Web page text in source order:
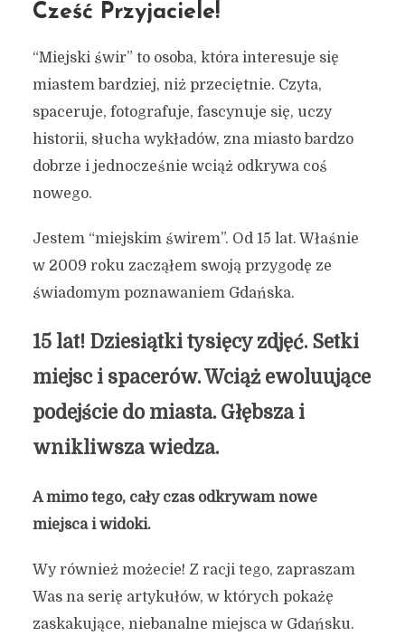
Cześć Przyjaciele!
“Miejski świr” to osoba, która interesuje się
miastem bardziej, niż przeciętnie. Czyta,
spaceruje, fotografuje, fascynuje się, uczy
historii, słucha wykładów, zna miasto bardzo
dobrze i jednocześnie wciąż odkrywa coś
nowego.
Jestem “miejskim świrem”. Od 15 lat. Właśnie
w 2009 roku zacząłem swoją przygodę ze
świadomym poznawaniem Gdańska.
15 lat! Dziesiątki tysięcy zdjęć. Setki
miejsc i spacerów. Wciąż ewoluujące
podejście do miasta. Głębsza i
wnikliwsza wiedza.
A mimo tego, cały czas odkrywam nowe
miejsca i widoki.
Wy również możecie! Z racji tego, zapraszam
Was na serię artykułów, w których pokażę
zaskakujące, niebanalne miejsca w Gdańsku.